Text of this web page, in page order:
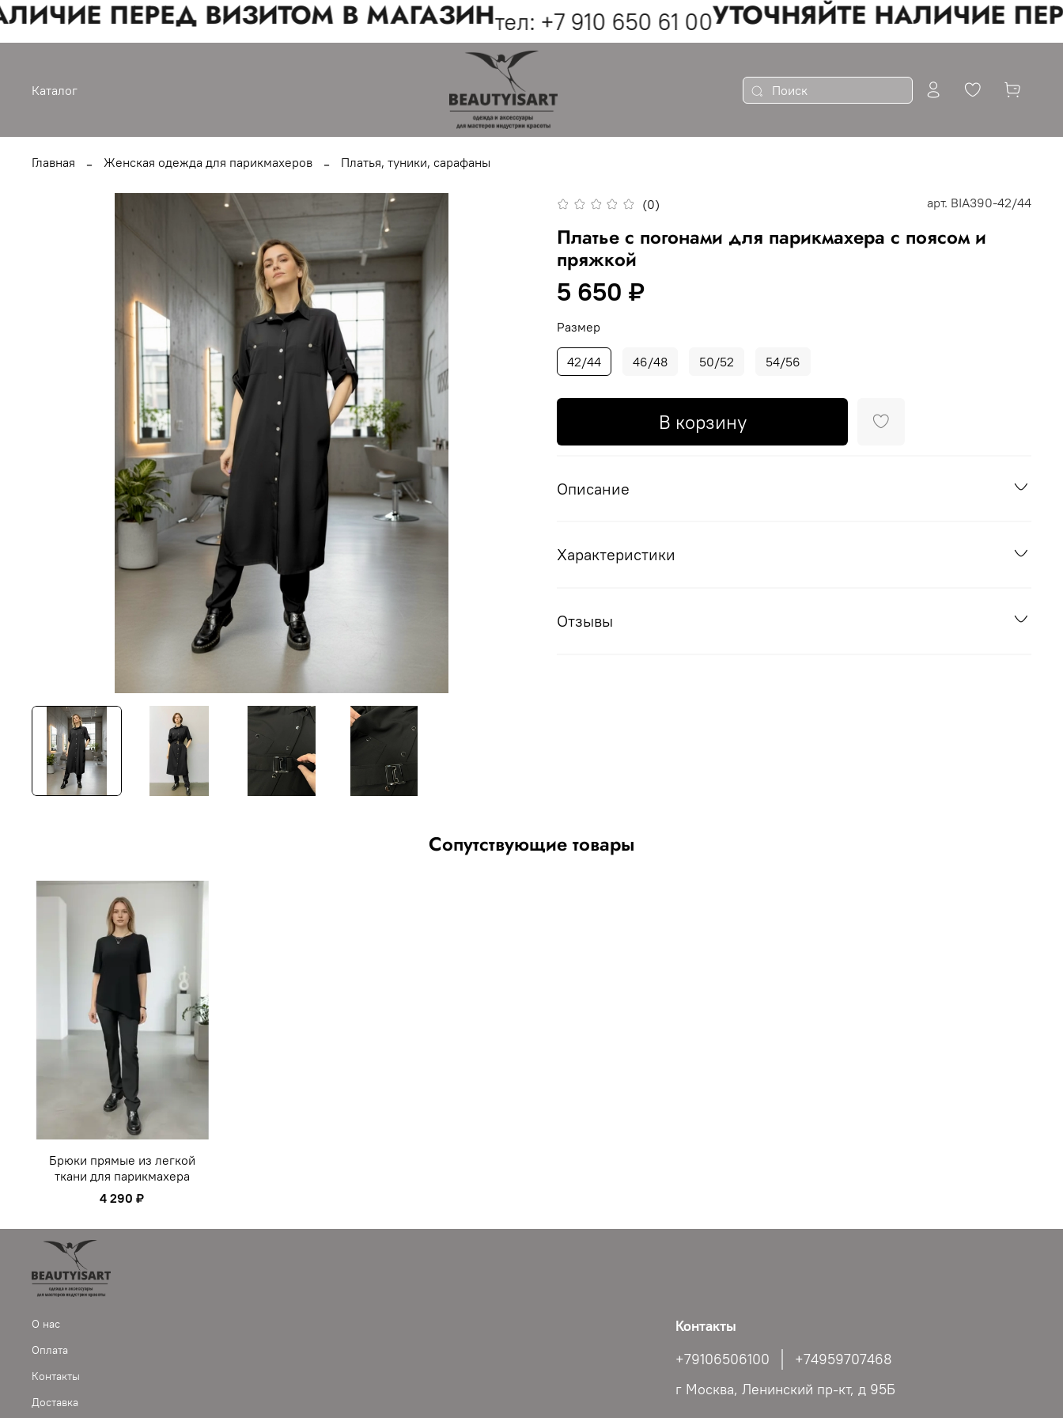
ПЕРЕД ВИЗИТОМ В МАГАЗИНтел: +7 910 650 61 00УТОЧНЯЙТЕ НАЛИЧИЕ
Каталог
Главная Женская одежда для парикмахеров Платья, туники, сарафаны
(0) арт. BIA390-42/44
Платье с погонами для парикмахера с поясом и
пряжкой
5 650 ₽
В корзину
Размер
42/44 46/48 50/52 54/56
Описание
Характеристики
Отзывы
Сопутствующие товары
Брюки прямые из легкой
ткани для парикмахера
4 290 ₽
О нас
Оплата
Контакты
Доставка
Контакты
+79106506100
+74959707468
г Москва, Ленинский пр-кт, д 95Б